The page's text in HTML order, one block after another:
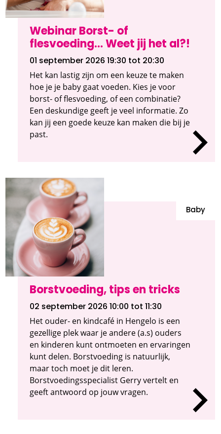
Webinar Borst- of
flesvoeding... Weet jij het al?!
01 september 2026 19:30 tot 20:30
Het kan lastig zijn om een keuze te maken
hoe je je baby gaat voeden. Kies je voor
borst- of flesvoeding, of een combinatie?
Een deskundige geeft je veel informatie. Zo
kan jij een goede keuze kan maken die bij je
past.
Borstvoeding, tips en tricks
Baby
02 september 2026 10:00 tot 11:30
Het ouder- en kindcafé in Hengelo is een
gezellige plek waar je andere (a.s) ouders
en kinderen kunt ontmoeten en ervaringen
kunt delen. Borstvoeding is natuurlijk,
maar toch moet je dit leren.
Borstvoedingsspecialist Gerry vertelt en
geeft antwoord op jouw vragen.